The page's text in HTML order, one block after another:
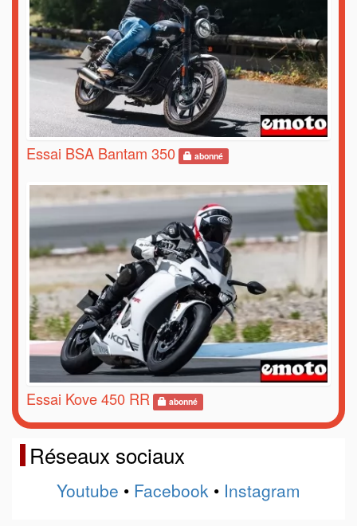
Essai BSA Bantam 350 abonné
Essai Kove 450 RR abonné
Réseaux sociaux
Youtube • Facebook • Instagram